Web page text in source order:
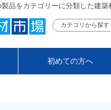
品をカテゴリーに分類した建
カテゴリから探す
初めての方へ